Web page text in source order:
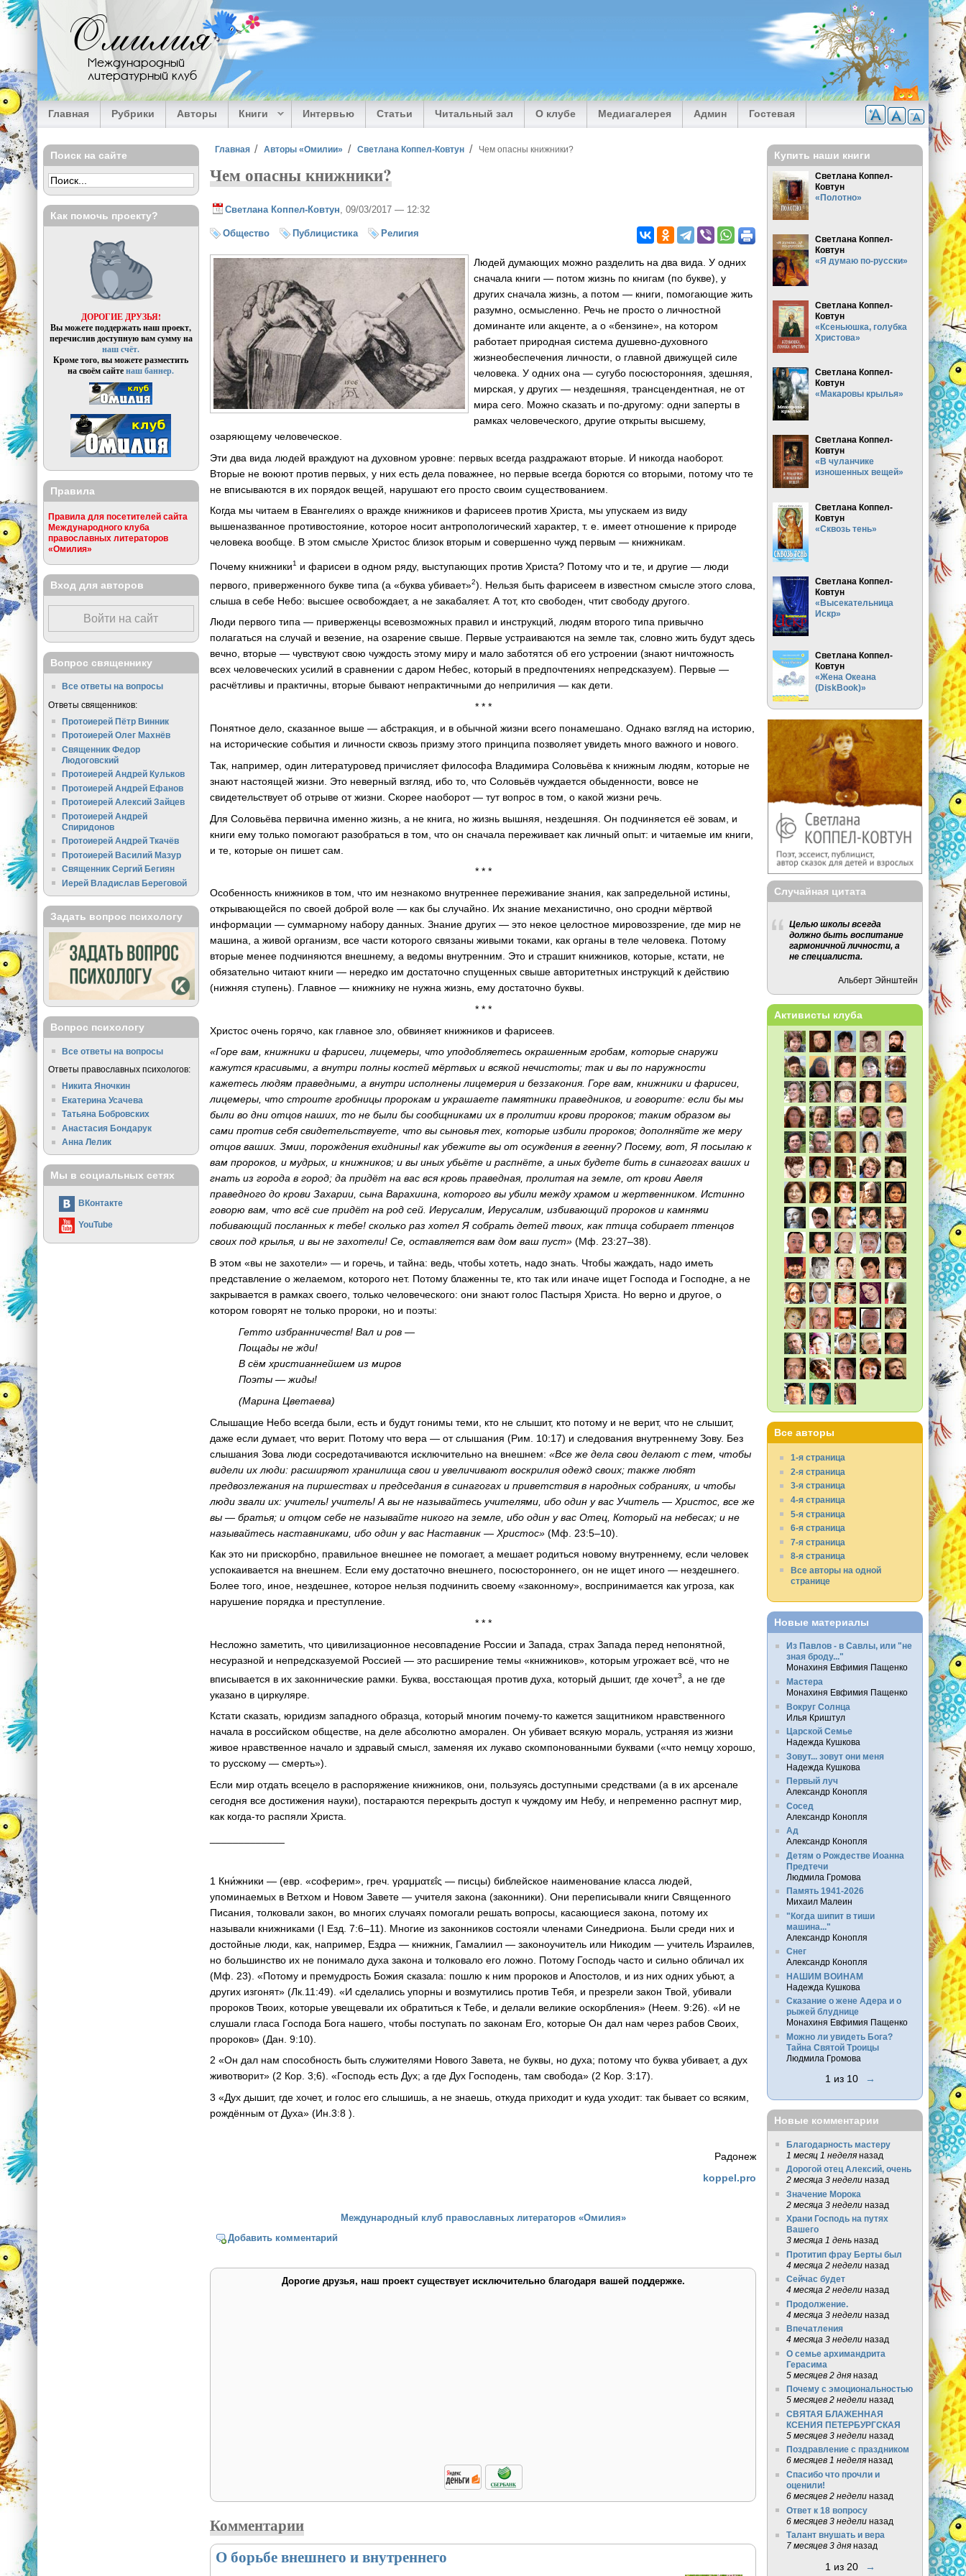
Перейти к основному содержанию
Омилия
Международный
литературный клуб
Главная Рубрики Авторы Книги Интервью Статьи Читальный зал О клубе Медиагалерея Админ Гостевая
Вы здесь
Главная Авторы «Омилии» Светлана Коппел-Ковтун Чем опасны книжники?
Чем опасны книжники?
Светлана Коппел-Ковтун , 09/03/2017 — 12:32
Общество Публицистика Религия
Людей думающих можно разделить на два вида. У одних
сначала книги — потом жизнь по книгам (по букве), у
других сначала жизнь, а потом — книги, помогающие жить
разумно, осмысленно. Речь не просто о личностной
доминанте или акценте, а о «бензине», на котором
работает природная система душевно-духовного
жизнеобеспечения личности, о главной движущей силе
человека. У одних она — сугубо посюсторонняя, здешняя,
мирская, у других — нездешняя, трансцендентная, не от
мира сего. Можно сказать и по-другому: одни заперты в
рамках человеческого, другие открыты высшему,
озаряющему человеческое.
Эти два вида людей враждуют на духовном уровне: первых всегда раздражают вторые. И никогда наоборот.
Вторые не воюют против первых, у них есть дела поважнее, но первые всегда борются со вторыми, потому что те
не вписываются в их порядок вещей, нарушают его просто своим существованием.
Когда мы читаем в Евангелиях о вражде книжников и фарисеев против Христа, мы упускаем из виду
вышеназванное противостояние, которое носит антропологический характер, т. е. имеет отношение к природе
человека вообще. В этом смысле Христос близок вторым и совершенно чужд первым — книжникам.
Почему книжники1
и фарисеи в одном ряду, выступающих против Христа? Потому что и те, и другие — люди
первого, приверженного букве типа (а «буква убивает»2). Нельзя быть фарисеем в известном смысле этого слова,
слыша в себе Небо: высшее освобождает, а не закабаляет. А тот, кто свободен, чтит свободу другого.
Люди первого типа — приверженцы всевозможных правил и инструкций, людям второго типа привычно
полагаться на случай и везение, на озарение свыше. Первые устраиваются на земле так, словно жить будут здесь
вечно, вторые — чувствуют свою чуждость этому миру и мало заботятся об его устроении (знают ничтожность
всех человеческих усилий в сравнении с даром Небес, который в предпочтениях непредсказуем). Первые —
расчётливы и практичны, вторые бывают непрактичными до неприличия — как дети.
* * *
Понятное дело, сказанное выше — абстракция, и в обычной жизни всего понамешано. Однако взгляд на историю,
на исторические события и личности сквозь призму этого принципа позволяет увидеть много важного и нового.
Так, например, один литературовед причисляет философа Владимира Соловьёва к книжным людям, которые не
знают настоящей жизни. Это неверный взгляд, ибо то, что Соловьёв чуждается обыденности, вовсе не
свидетельствует об отрыве от жизни. Скорее наоборот — тут вопрос в том, о какой жизни речь.
Для Соловьёва первична именно жизнь, а не книга, но жизнь вышняя, нездешняя. Он подчиняется её зовам, и
книги ему только помогают разобраться в том, что он сначала переживает как личный опыт: и читаемые им книги,
и те, которые он пишет сам.
* * *
Особенность книжников в том, что им незнакомо внутреннее переживание знания, как запредельной истины,
открывающейся по своей доброй воле — как бы случайно. Их знание механистично, оно сродни мёртвой
информации — суммарному набору данных. Знание других — это некое целостное мировоззрение, где мир не
машина, а живой организм, все части которого связаны живыми токами, как органы в теле человека. Потому
вторые менее подчиняются внешнему, а ведомы внутренним. Это и страшит книжников, которые, кстати, не
обязательно читают книги — нередко им достаточно спущенных свыше авторитетных инструкций к действию
(нижняя ступень). Главное — книжнику не нужна жизнь, ему достаточно буквы.
* * *
Христос очень горячо, как главное зло, обвиняет книжников и фарисеев.
«Горе вам, книжники и фарисеи, лицемеры, что уподобляетесь окрашенным гробам, которые снаружи
кажутся красивыми, а внутри полны костей мёртвых и всякой нечистоты; так и вы по наружности
кажетесь людям праведными, а внутри исполнены лицемерия и беззакония. Горе вам, книжники и фарисеи,
лицемеры, что строите гробницы пророкам и украшаете памятники праведников, и говорите: если бы мы
были во дни отцов наших, то не были бы сообщниками их в пролитии крови пророков; таким образом вы
сами против себя свидетельствуете, что вы сыновья тех, которые избили пророков; дополняйте же меру
отцов ваших. Змии, порождения ехиднины! как убежите вы от осуждения в геенну? Посему, вот, Я посылаю к
вам пророков, и мудрых, и книжников; и вы иных убьёте и распнёте, а иных будете бить в синагогах ваших и
гнать из города в город; да придёт на вас вся кровь праведная, пролитая на земле, от крови Авеля
праведного до крови Захарии, сына Варахиина, которого вы убили между храмом и жертвенником. Истинно
говорю вам, что всё сие придёт на род сей. Иерусалим, Иерусалим, избивающий пророков и камнями
побивающий посланных к тебе! сколько раз хотел Я собрать детей твоих, как птица собирает птенцов
своих под крылья, и вы не захотели! Се, оставляется вам дом ваш пуст» (Мф. 23:27–38).
В этом «вы не захотели» — и горечь, и тайна: ведь, чтобы хотеть, надо знать. Чтобы жаждать, надо иметь
представление о желаемом, которого нет. Потому блаженны те, кто так или иначе ищет Господа и Господне, а не
закрывается в рамках своего, только человеческого: они знают голос Пастыря Христа. Но верно и другое, о
котором говорят не только пророки, но и поэты:
Гетто избранничеств! Вал и ров —
Пощады не жди!
В сём христианнейшем из миров
Поэты — жиды!
(Марина Цветаева)
Слышащие Небо всегда были, есть и будут гонимы теми, кто не слышит, кто потому и не верит, что не слышит,
даже если думает, что верит. Потому что вера — от слышания (Рим. 10:17) и следования внутреннему Зову. Без
слышания Зова люди сосредотачиваются исключительно на внешнем:«Все же дела свои делают с тем, чтобы
видели их люди: расширяют хранилища свои и увеличивают воскрилия одежд своих; также любят
предвозлежания на пиршествах и председания в синагогах и приветствия в народных собраниях, и чтобы
люди звали их: учитель! учитель! А вы не называйтесь учителями, ибо один у вас Учитель — Христос, все же
вы — братья; и отцом себе не называйте никого на земле, ибо один у вас Отец, Который на небесах; и не
называйтесь наставниками, ибо один у вас Наставник — Христос» (Мф. 23:5–10).
Как это ни прискорбно, правильное внешнее не помогает, а мешает родиться новому внутреннему, если человек
успокаивается на внешнем. Если ему достаточно внешнего, посюстороннего, он не ищет иного — нездешнего.
Более того, иное, нездешнее, которое нельзя подчинить своему «законному», воспринимается как угроза, как
нарушение порядка и преступление.
* * *
Несложно заметить, что цивилизационное несовпадение России и Запада, страх Запада перед непонятной,
несуразной и непредсказуемой Россией — это расширение темы «книжников», которым угрожает всё, что не
вписывается в их законнические рамки. Буква, восстающая против духа, который дышит, где хочет3
, а не где
указано в циркуляре.
Кстати сказать, юридизм западного образца, который многим почему-то кажется защитником нравственного
начала в российском обществе, на деле абсолютно аморален. Он убивает всякую мораль, устраняя из жизни
живое нравственное начало и здравый смысл, заменяя их лукаво скомпонованными буквами («что немцу хорошо,
то русскому — смерть»).
Если мир отдать всецело в распоряжение книжников, они, пользуясь доступными средствами (а в их арсенале
сегодня все достижения науки), постараются перекрыть доступ к чуждому им Небу, и непременно распнут мир,
как когда-то распяли Христа.
1 Кни́жники — (евр. «соферим», греч. γραμματεΐς — писцы) библейское наименование класса людей,
упоминаемых в Ветхом и Новом Завете — учителя закона (законники). Они переписывали книги Священного
Писания, толковали закон, во многих случаях помогали решать вопросы, касающиеся закона, потому их
называли книжниками (I Езд. 7:6–11). Многие из законников состояли членами Синедриона. Были среди них и
достойные люди, как, например, Ездра — книжник, Гамалиил — законоучитель или Никодим — учитель Израилев,
но большинство их не понимало духа закона и толковало его ложно. Потому Господь часто и сильно обличал их
(Мф. 23). «Потому и премудрость Божия сказала: пошлю к ним пророков и Апостолов, и из них одних убьют, а
других изгонят» (Лк.11:49). «И сделались упорны и возмутились против Тебя, и презрели закон Твой, убивали
пророков Твоих, которые увещевали их обратиться к Тебе, и делали великие оскорбления» (Неем. 9:26). «И не
слушали гласа Господа Бога нашего, чтобы поступать по законам Его, которые Он дал нам через рабов Своих,
пророков» (Дан. 9:10).
2 «Он дал нам способность быть служителями Нового Завета, не буквы, но духа; потому что буква убивает, а дух
животворит» (2 Кор. 3;6). «Господь есть Дух; а где Дух Господень, там свобода» (2 Кор. 3:17).
3 «Дух дышит, где хочет, и голос его слышишь, а не знаешь, откуда приходит и куда уходит: так бывает со всяким,
рождённым от Духа» (Ин.3:8 ).
Радонеж
koppel.pro
Международный клуб православных литераторов «Омилия»
Добавить комментарий
Дорогие друзья, наш проект существует исключительно благодаря вашей поддержке.
Комментарии
О борьбе внешнего и внутреннего
Поиск на сайте
Как помочь проекту?
ДОРОГИЕ ДРУЗЬЯ!
Вы можете поддержать наш проект,
перечислив доступную вам сумму на
наш счёт.
Кроме того, вы можете разместить
на своём сайтенаш баннер.
Правила
Правила для посетителей сайта
Международного клуба
православных литераторов
«Омилия»
Вход для авторов
Войти на сайт
Вопрос священнику
Все ответы на вопросы
Ответы священников:
Протоиерей Пётр Винник
Протоиерей Олег Махнёв
Священник Федор
Людоговский
Протоиерей Андрей Кульков
Протоиерей Андрей Ефанов
Протоиерей Алексий Зайцев
Протоиерей Андрей
Спиридонов
Протоиерей Андрей Ткачёв
Протоиерей Василий Мазур
Священник Сергий Бегиян
Иерей Владислав Береговой
Задать вопрос психологу
Вопрос психологу
Все ответы на вопросы
Ответы православных психологов:
Никита Яночкин
Екатерина Усачева
Татьяна Бобровских
Анастасия Бондарук
Анна Лелик
Мы в социальных сетях
ВКонтакте
YouTube
Купить наши книги
Светлана Коппел-
Ковтун
«Полотно»
Светлана Коппел-
Ковтун
«Я думаю по-русски»
Светлана Коппел-
Ковтун
«Ксеньюшка, голубка
Христова»
Светлана Коппел-
Ковтун
«Макаровы крылья»
Светлана Коппел-
Ковтун
«В чуланчике
изношенных вещей»
Светлана Коппел-
Ковтун
«Сквозь тень»
Светлана Коппел-
Ковтун
«Высекательница
Искр»
Светлана Коппел-
Ковтун
«Жена Океана
(DiskBook)»
Случайная цитата
Целью школы всегда
должно быть воспитание
гармоничной личности, а
не специалиста.
Альберт Эйнштейн
Активисты клуба
Все авторы
1-я страница
2-я страница
3-я страница
4-я страница
5-я страница
6-я страница
7-я страница
8-я страница
Все авторы на одной
странице
Новые материалы
Из Павлов - в Савлы, или "не
зная броду..."
Монахиня Евфимия Пащенко
Мастера
Монахиня Евфимия Пащенко
Вокруг Солнца
Илья Криштул
Царской Семье
Надежда Кушкова
Зовут... зовут они меня
Надежда Кушкова
Первый луч
Александр Конопля
Сосед
Александр Конопля
Ад
Александр Конопля
Детям о Рождестве Иоанна
Предтечи
Людмила Громова
Память 1941-2026
Михаил Малеин
"Когда шипит в тиши
машина..."
Александр Конопля
Снег
Александр Конопля
НАШИМ ВОИНАМ
Надежда Кушкова
Сказание о жене Адера и о
рыжей блуднице
Монахиня Евфимия Пащенко
Можно ли увидеть Бога?
Тайна Святой Троицы
Людмила Громова
1 из 10 →
Новые комментарии
Благодарность мастеру
1 месяц 1 неделяназад
Дорогой отец Алексий, очень
2 месяца 3 неделиназад
Значение Морока
2 месяца 3 неделиназад
Храни Господь на путях
Вашего
3 месяца 1 деньназад
Протитип фрау Берты был
4 месяца 2 неделиназад
Сейчас будет
4 месяца 2 неделиназад
Продолжение.
4 месяца 3 неделиназад
Впечатления
4 месяца 3 неделиназад
О семье архимандрита
Герасима
5 месяцев 2 дняназад
Почему с эмоциональностью
5 месяцев 2 неделиназад
СВЯТАЯ БЛАЖЕННАЯ
КСЕНИЯ ПЕТЕРБУРГСКАЯ
5 месяцев 3 неделиназад
Поздравление с праздником
6 месяцев 1 неделяназад
Спасибо что прочли и
оценили!
6 месяцев 2 неделиназад
Ответ к 18 вопросу
6 месяцев 3 неделиназад
Талант внушать и вера
7 месяцев 3 дняназад
1 из 20 →